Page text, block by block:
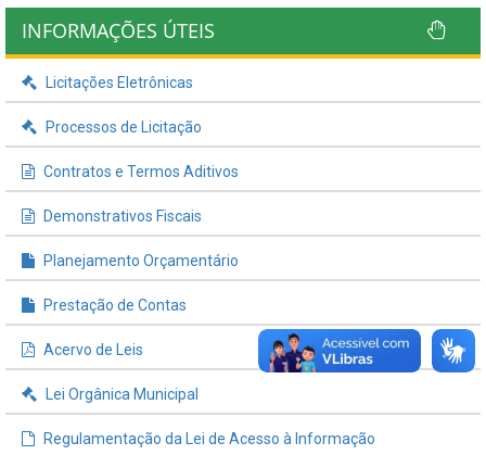
INFORMAÇÕES ÚTEIS
Licitações Eletrônicas
Processos de Licitação
Contratos e Termos Aditivos
Demonstrativos Fiscais
Planejamento Orçamentário
Prestação de Contas
Acervo de Leis
Lei Orgânica Municipal
Regulamentação da Lei de Acesso à Informação